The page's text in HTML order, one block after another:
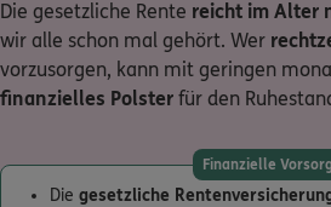
Die gesetzliche Rente reicht im Alter
wir alle schon mal gehört. Wer
vorzusorgen, kann mit geringen
finanzielles Polster für den
Finanzielle
Die gesetzliche